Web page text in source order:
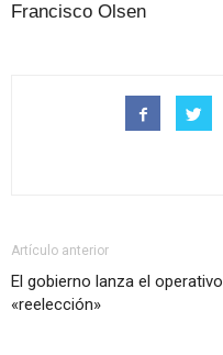
Francisco Olsen
Artículo anterior
El gobierno lanza el operativo
«reelección»